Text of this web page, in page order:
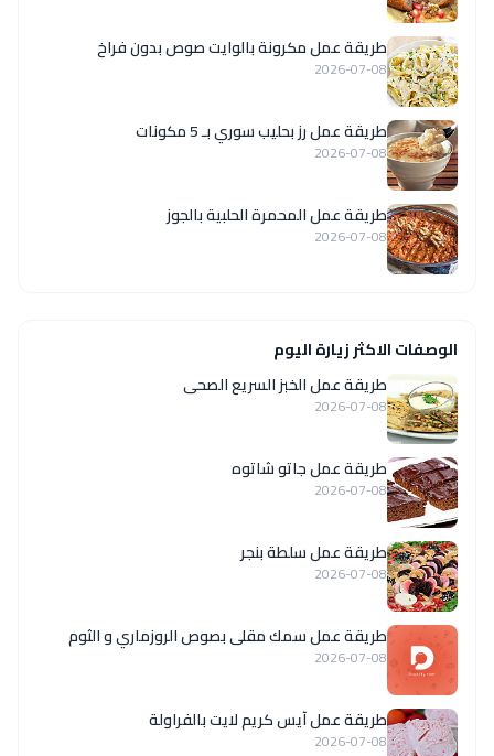
طريقة عمل مكرونة بالوايت صوص بدون فراخ
2026-07-08
طريقة عمل رز بحليب سوري بـ 5 مكونات
2026-07-08
طريقة عمل المحمرة الحلبية بالجوز
2026-07-08
الوصفات الاكثر زيارة اليوم
طريقة عمل الخبز السريع الصحى
2026-07-08
طريقة عمل جاتو شاتوه
2026-07-08
طريقة عمل سلطة بنجر
2026-07-08
طريقة عمل سمك مقلى بصوص الروزماري و الثوم
2026-07-08
طريقة عمل آيس كريم لايت بالفراولة
2026-07-08